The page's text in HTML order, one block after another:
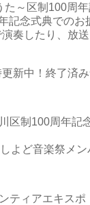
た～区制100周
記念式典でのお
奏したり、放
新中！終了済み
区制100周年記
よど音楽祭メン
ティアエキスポ